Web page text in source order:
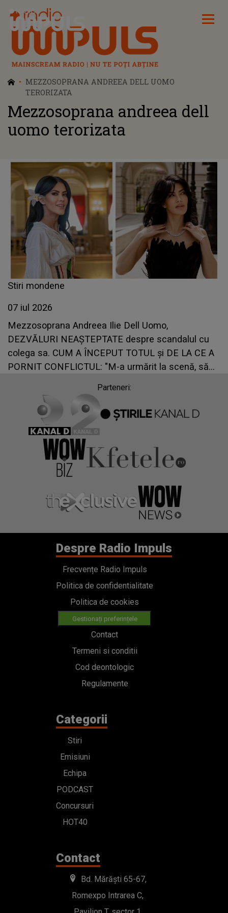
Radio Impuls
MEZZOSOPRANA ANDREEA DELL UOMO
TERORIZATA
Mezzosoprana andreea dell
uomo terorizata
Stiri mondene
07 iul 2026
Mezzosoprana Andreea Ilie Dell Uomo,
DEZVĂLURI NEAȘTEPTATE despre scandalul cu
colega sa. CUM A ÎNCEPUT TOTUL și DE LA CE A
PORNIT CONFLICTUL: "M-a urmărit la scenă, să
Parteneri:
Despre Radio Impuls
Frecvențe Radio Impuls
Politica de confidentialitate
Politica de cookies
Gestionați preferințele
Contact
Termeni si conditii
Cod deontologic
Regulamente
Categorii
Stiri
Emisiuni
Echipa
PODCAST
Concursuri
HOT40
Contact
Bd. Mărăști 65-67,
Romexpo Intrarea C,